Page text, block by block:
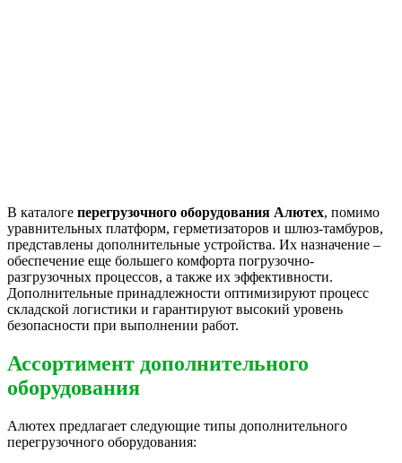
В каталоге перегрузочного оборудования Алютех, помимо
уравнительных платформ, герметизаторов и шлюз-тамбуров,
представлены дополнительные устройства. Их назначение –
обеспечение еще большего комфорта погрузочно-
разгрузочных процессов, а также их эффективности.
Дополнительные принадлежности оптимизируют процесс
складской логистики и гарантируют высокий уровень
безопасности при выполнении работ.
Ассортимент дополнительного
оборудования
Алютех предлагает следующие типы дополнительного
перегрузочного оборудования: